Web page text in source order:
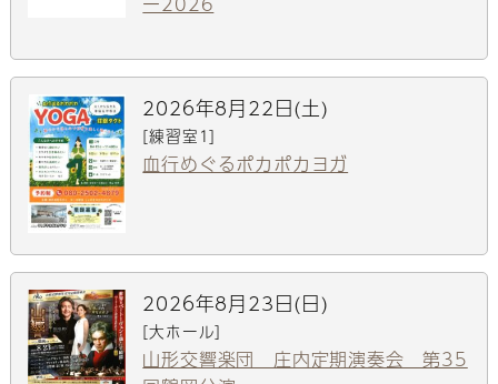
2026年8月22日(土)
[練習室1]
血行めぐるポカポカヨガ
2026年8月23日(日)
[大ホール]
山形交響楽団 庄内定期演奏会 第35